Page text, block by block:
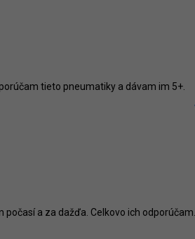
tieto pneumatiky a dávam im 5+.
a za dažďa. Celkovo ich